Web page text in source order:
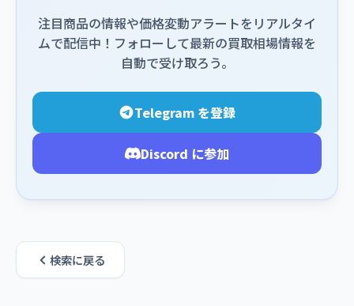
注目商品の情報や価格変動アラートをリアルタイ
ムで配信中！フォローして最新の買取相場情報を
自動で受け取ろう。
Telegram を登録
Discord に参加
検索に戻る